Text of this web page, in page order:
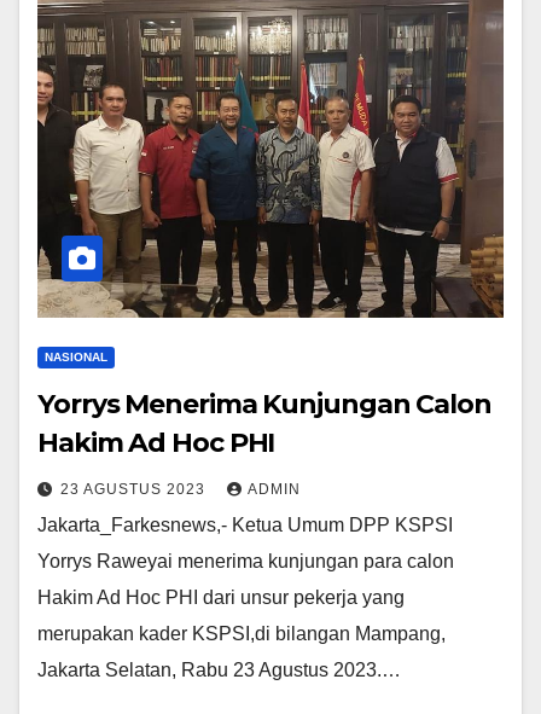
NASIONAL
Yorrys Menerima Kunjungan Calon
Hakim Ad Hoc PHI
23 AGUSTUS 2023 ADMIN
Jakarta_Farkesnews,- Ketua Umum DPP KSPSI
Yorrys Raweyai menerima kunjungan para calon
Hakim Ad Hoc PHI dari unsur pekerja yang
merupakan kader KSPSI,di bilangan Mampang,
Jakarta Selatan, Rabu 23 Agustus 2023.…